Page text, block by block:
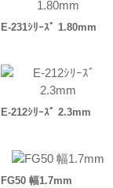
E-231ｼﾘｰｽﾞ 1.80mm
E-212ｼﾘｰｽﾞ 2.3mm
FG50 幅1.7mm